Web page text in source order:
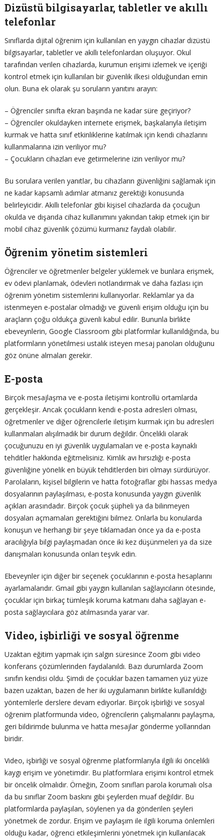
Dizüstü bilgisayarlar, tabletler ve akıllı
telefonlar
Sınıflarda dijital öğrenim için kullanılan en yaygın cihazlar dizüstü
bilgisayarlar, tabletler ve akıllı telefonlardan oluşuyor. Okul
tarafından verilen cihazlarda, kurumun erişimi izlemek ve içeriği
kontrol etmek için kullanılan bir güvenlik ilkesi olduğundan emin
olun. Buna ek olarak şu soruların yanıtını arayın:
– Öğrenciler sınıfta ekran başında ne kadar süre geçiriyor?
– Öğrenciler okuldayken internete erişmek, başkalarıyla iletişim
kurmak ve hatta sınıf etkinliklerine katılmak için kendi cihazlarını
kullanmalarına izin veriliyor mu?
– Çocukların cihazları eve getirmelerine izin veriliyor mu?
Bu sorulara verilen yanıtlar, bu cihazların güvenliğini sağlamak için
ne kadar kapsamlı adımlar atmanız gerektiği konusunda
belirleyicidir. Akıllı telefonlar gibi kişisel cihazlarda da çocuğun
okulda ve dışarıda cihaz kullanımını yakından takip etmek için bir
mobil cihaz güvenlik çözümü kurmanız faydalı olabilir.
Öğrenim yönetim sistemleri
Öğrenciler ve öğretmenler belgeler yüklemek ve bunlara erişmek,
ev ödevi planlamak, ödevleri notlandırmak ve daha fazlası için
öğrenim yönetim sistemlerini kullanıyorlar. Reklamlar ya da
istenmeyen e-postalar olmadığı ve güvenli erişim olduğu için bu
araçların çoğu oldukça güvenli kabul edilir. Bununla birlikte
ebeveynlerin, Google Classroom gibi platformlar kullanıldığında, bu
platformların yönetilmesi ustalık isteyen mesaj panoları olduğunu
göz önüne almaları gerekir.
E-posta
Birçok mesajlaşma ve e-posta iletişimi kontrollü ortamlarda
gerçekleşir. Ancak çocukların kendi e-posta adresleri olması,
öğretmenler ve diğer öğrencilerle iletişim kurmak için bu adresleri
kullanmaları alışılmadık bir durum değildir. Öncelikli olarak
çocuğunuzu en iyi güvenlik uygulamaları ve e-posta kaynaklı
tehditler hakkında eğitmelisiniz. Kimlik avı hırsızlığı e-posta
güvenliğine yönelik en büyük tehditlerden biri olmayı sürdürüyor.
Parolaların, kişisel bilgilerin ve hatta fotoğraflar gibi hassas medya
dosyalarının paylaşılması, e-posta konusunda yaygın güvenlik
açıkları arasındadır. Birçok çocuk şüpheli ya da bilinmeyen
dosyaları açmamaları gerektiğini bilmez. Onlarla bu konularda
konuşun ve herhangi bir şeye tıklamadan önce ya da e-posta
aracılığıyla bilgi paylaşmadan önce iki kez düşünmeleri ya da size
danışmaları konusunda onları teşvik edin.
Ebeveynler için diğer bir seçenek çocuklarının e-posta hesaplarını
ayarlamalarıdır. Gmail gibi yaygın kullanılan sağlayıcıların ötesinde,
çocuklar için birkaç tümleşik koruma katmanı daha sağlayan e-
posta sağlayıcılara göz atılmasında yarar var.
Video, işbirliği ve sosyal öğrenme
Uzaktan eğitim yapmak için salgın süresince Zoom gibi video
konferans çözümlerinden faydalanıldı. Bazı durumlarda Zoom
sınıfın kendisi oldu. Şimdi de çocuklar bazen tamamen yüz yüze
bazen uzaktan, bazen de her iki uygulamanın birlikte kullanıldığı
yöntemlerle derslere devam ediyorlar. Birçok işbirliği ve sosyal
öğrenim platformunda video, öğrencilerin çalışmalarını paylaşma,
geri bildirimde bulunma ve hatta mesajlar gönderme yollarından
biridir.
Video, işbirliği ve sosyal öğrenme platformlarıyla ilgili iki öncelikli
kaygı erişim ve yönetimdir. Bu platformlara erişimi kontrol etmek
bir öncelik olmalıdır. Örneğin, Zoom sınıfları parola korumalı olsa
da bu sınıflar Zoom baskını gibi şeylerden muaf değildir. Bu
platformlarda paylaşılan, söylenen ya da gönderilen şeyleri
yönetmek de zordur. Erişim ve paylaşım ile ilgili koruma önlemleri
olduğu kadar, öğrenci etkileşimlerini yönetmek için kullanılacak